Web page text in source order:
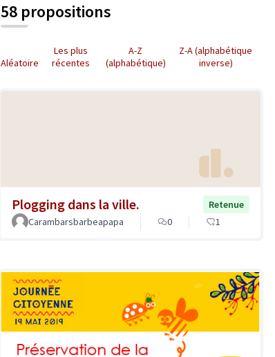
58 propositions
Aléatoire
Les plus
récentes
A-Z
(alphabétique)
Z-A (alphabétique
inverse)
Plogging dans la ville.
Retenue
Carambarsbarbeapapa
0 1